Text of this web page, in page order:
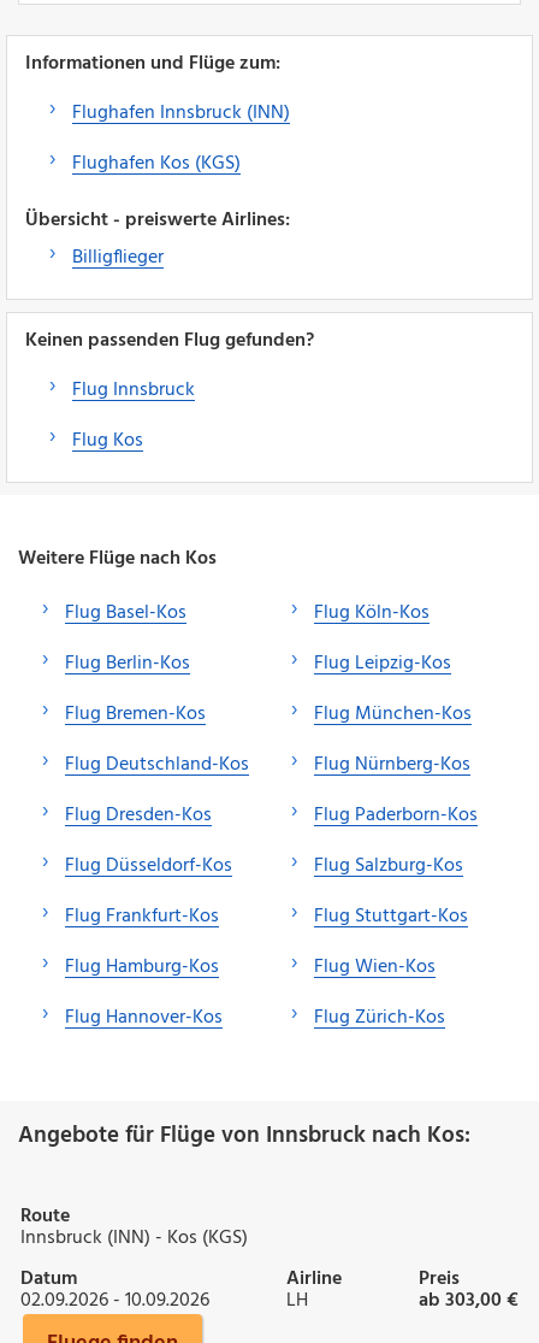
Informationen und Flüge zum:
Flughafen Innsbruck (INN)
Flughafen Kos (KGS)
Übersicht - preiswerte Airlines:
Billigflieger
Keinen passenden Flug gefunden?
Flug Innsbruck
Flug Kos
Weitere Flüge nach Kos
Flug Basel-Kos
Flug Berlin-Kos
Flug Bremen-Kos
Flug Deutschland-Kos
Flug Dresden-Kos
Flug Düsseldorf-Kos
Flug Frankfurt-Kos
Flug Hamburg-Kos
Flug Hannover-Kos
Flug Köln-Kos
Flug Leipzig-Kos
Flug München-Kos
Flug Nürnberg-Kos
Flug Paderborn-Kos
Flug Salzburg-Kos
Flug Stuttgart-Kos
Flug Wien-Kos
Flug Zürich-Kos
Angebote für Flüge von Innsbruck nach Kos:
Route
Innsbruck (INN) - Kos (KGS)
Datum
02.09.2026 - 10.09.2026
Airline
LH
Preis
ab 303,00 €